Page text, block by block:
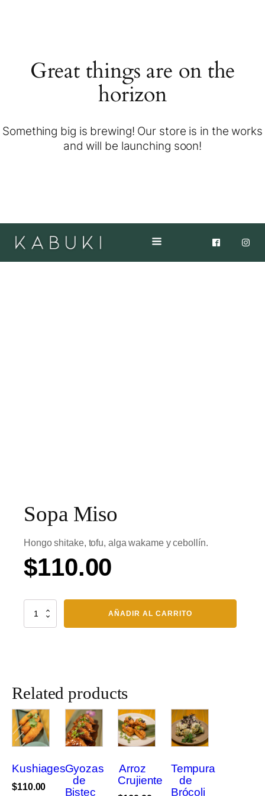
Great things are on the
horizon
Something big is brewing! Our store is in the works
and will be launching soon!
Sopa Miso
Hongo shitake, tofu, alga wakame y cebollín.
$110.00
Miso
cantidad
AÑADIR AL CARRITO
Related products
Kushiages
$110.00
Gyozas
de
Bistec
Arroz
Crujiente
Este
producto
tiene
variantes.
Las
Tempura
de
Brócoli